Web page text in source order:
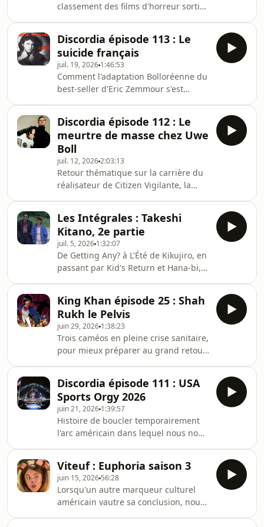
classement des films d'horreur sortis
plus tard14'45 Primate18'08 Retour à
Silent Hill25'37 Send Help30'01 Iron
lung34'04 Cold storage38'02 Scream
743'32 Bone lake48'25 The Bride!55'04
Le Sifflet58'42 V/H/S Halloween1'03'12
They will kill you et Wedding
Nightmare 21'11'09 Dolly1'15'57
Nature pr
Discordia épisode 113 : Le
suicide français
juil. 19, 2026 1:46:53
Comment l'adaptation Bolloréenne du
best-seller d'Eric Zemmour s'est
Thomas R.Hébergé par Ausha. Visitez
ausha.co/politique-de-confidentialite
pour plus d'informations.
Discordia épisode 112 : Le
meurtre de masse chez Uwe
Boll
juil. 12, 20262:03:13
Retour thématique sur la carrière du
réalisateur de Citizen Vigilante, la
et Julien.Hébergé par Ausha. Visitez
ausha.co/politique-de-confidentialite
pour plus d'informations.
Les Intégrales : Takeshi
Kitano, 2e partie
juil. 5, 2026 1:32:07
De Getting Any? à L'Été de Kikujiro, en
passant par Kid's Return et Hana-bi,
17'28 : Kid's Return38'40 : Hana-
bi59'46 : L'Été de KikujiroHébergé par
Ausha. Visitez ausha.co/politique-de-
confidentialite pour plus
d'informations.
King Khan épisode 25 : Shah
Rukh le Pelvis
juin 29, 2026 1:38:23
Trois caméos en pleine crise sanitaire,
pour mieux préparer au grand retour
problèmes de son, croyez-le ou non
mais ça a été sauvé tant bien que mal
au montage.3'50 : Rocketry: The
Nambi Effect de Madhavan31'28 :
Brahmastra: Part One - Shiva de Ayan
Mukerji1'01'38 : Laal Singh Chaddha
de Advait ChandanHébergé par
Ausha. Visitez ausha.c
Discordia épisode 111 : USA
Sports Orgy 2026
juin 21, 2026 1:39:57
Histoire de boucler temporairement
l'arc américain dans lequel nous nous
Knicks, de l'UFC 250 Freedom et la
Coupe du Monde FIFA. Avec Olivier et
Seb.4'08 : les Knicks champions NBA
202633'25 : l'UFC 250 Freedom1'11'50 :
la Coupe du monde FIFAHébergé par
Viteuf : Euphoria saison 3
juin 15, 2026 56:28
Lorsqu'un autre marqueur culturel
américain vautre sa conclusion, nous